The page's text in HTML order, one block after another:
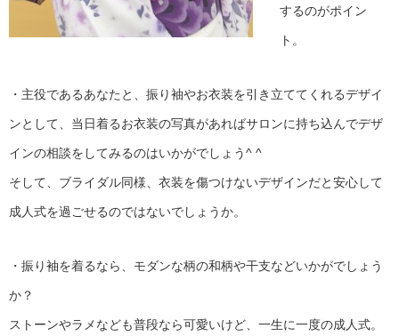
するのがポイン
ト。
・主役であるあなたと、振り袖やお衣装を引き立ててくれるデザイ
ンとして、当日着るお衣装の写真があればサロンに持ち込んでデザ
インの相談をしてみるのはいかがでしょう^ ^
そして、ブライダル同様、衣装を傷つけないデザインだと安心して
成人式を過ごせるのではないでしょうか。
・振り袖を着るなら、モダンな柄の和柄や干支などいかがでしょう
か？
ストーンやラメなども普段なら可愛いけど、一生に一度の成人式。